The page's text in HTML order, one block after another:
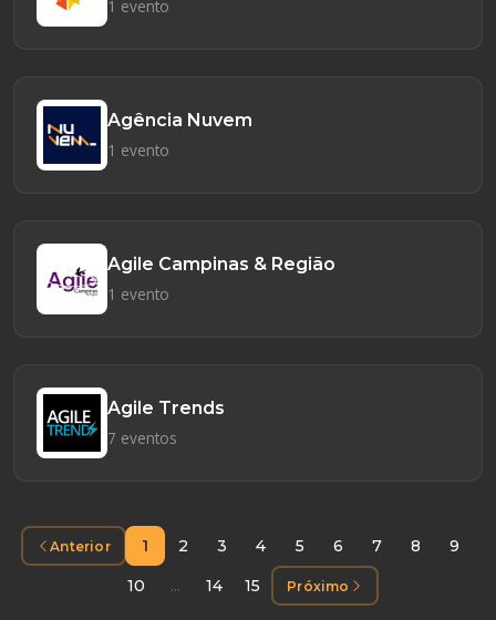
1 evento
Agência Nuvem
1 evento
Agile Campinas & Região
1 evento
Agile Trends
7 eventos
Anterior 1 2 3 4 5 6 7 8
9
10
... 14 15 Próximo